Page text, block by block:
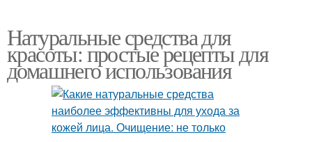
Натуральные средства для
красоты: простые рецепты для
домашнего использования